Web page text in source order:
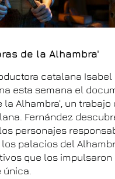
de la Alhambra'
catalana Isabel
esta semana el
Alhambra', un trabajo
Fernández
personajes
palacios del
que los impulsaron